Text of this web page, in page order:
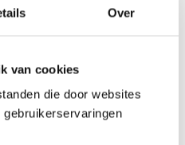
Over
van cookies
die door websites
aders’